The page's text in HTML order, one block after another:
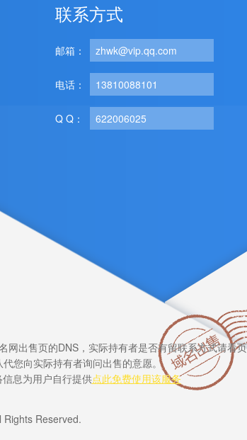
联系方式
邮箱： zhwk@vip.qq.com
电话： 13810088101
Q Q： 622006025
出售页的DNS，实际持有者是否有留联系方式请看页
您向实际持有者询问出售的意愿。
息为用户自行提供点此免费使用该服务
Reserved.